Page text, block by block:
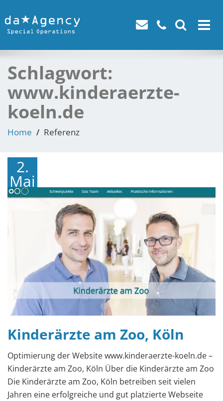
Toggle
Schlagwort:
www.kinderaerzte-
koeln.de
Home Referenz
2.
Mai
2016
Kinderärzte am Zoo, Köln
Optimierung der Website www.kinderaerzte-koeln.de –
Kinderärzte am Zoo, Köln Über die Kinderärzte am Zoo
Die Kinderärzte am Zoo, Köln betreiben seit vielen
Jahren eine erfolgreiche und gut platzierte Webseite